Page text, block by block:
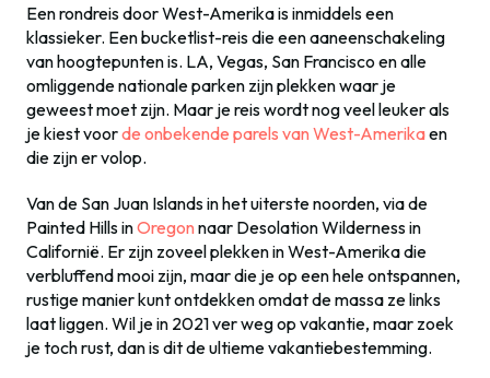
Een rondreis door West-Amerika is inmiddels een
klassieker. Een bucketlist-reis die een aaneenschakeling
van hoogtepunten is. LA, Vegas, San Francisco en alle
omliggende nationale parken zijn plekken waar je
geweest moet zijn. Maar je reis wordt nog veel leuker als
je kiest voorde onbekende parels van West-Amerikaen
die zijn er volop.
Van de San Juan Islands in het uiterste noorden, via de
Painted Hills inOregon naar Desolation Wilderness in
Californië. Er zijn zoveel plekken in West-Amerika die
verbluffend mooi zijn, maar die je op een hele ontspannen,
rustige manier kunt ontdekken omdat de massa ze links
laat liggen. Wil je in 2021 ver weg op vakantie, maar zoek
je toch rust, dan is dit de ultieme vakantiebestemming.